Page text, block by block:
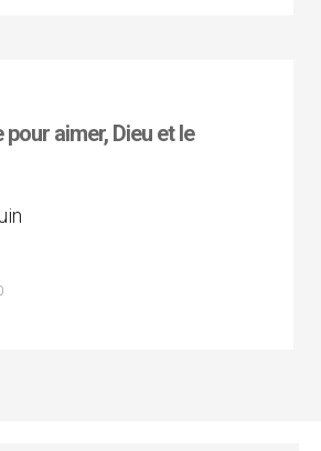
aimer, Dieu et le